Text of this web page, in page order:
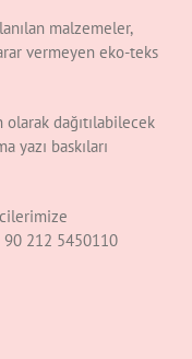
malzemeler,
vermeyen eko-teks
dağıtılabilecek
yazı baskıları
212 5450110